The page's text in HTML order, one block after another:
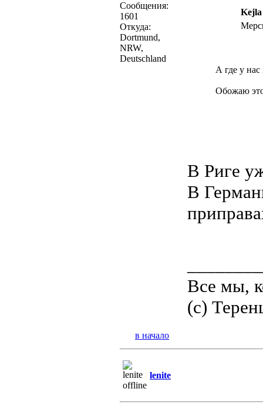
Сообщения:
1601
Откуда:
Dortmund,
NRW,
Deutschland
А где у нас
Обожаю
В Риге
В
Все мы,
(c)
в начало
lenite